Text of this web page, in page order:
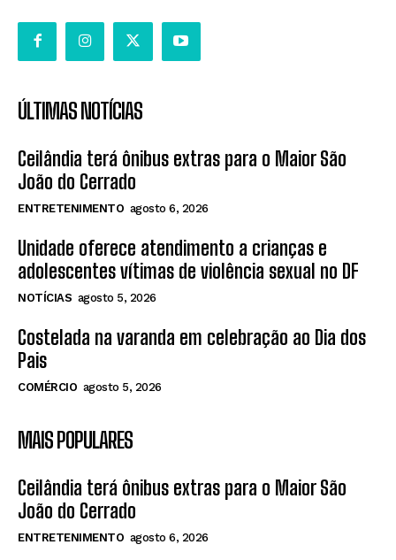
ÚLTIMAS NOTÍCIAS
Ceilândia terá ônibus extras para o Maior São
João do Cerrado
ENTRETENIMENTO agosto 6, 2026
Unidade oferece atendimento a crianças e
adolescentes vítimas de violência sexual no DF
NOTÍCIAS agosto 5, 2026
Costelada na varanda em celebração ao Dia dos
Pais
COMÉRCIO agosto 5, 2026
MAIS POPULARES
Ceilândia terá ônibus extras para o Maior São
João do Cerrado
ENTRETENIMENTO agosto 6, 2026